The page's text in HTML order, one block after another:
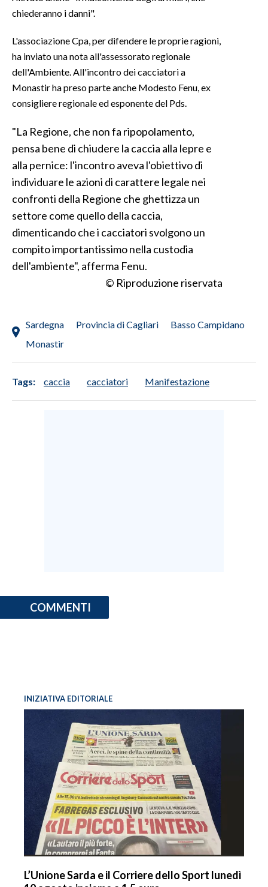
#CARAUNIONE
3 MINUTI CON
INSULARITÀ
INFO AZIENDE
ANNUNCI
NECROLOGI
PUBBLICITÀ
SPIAGGE
STORE
chiederanno i danni".
L'associazione Cpa, per difendere le proprie ragioni,
ha inviato una nota all'assessorato regionale
dell'Ambiente. All'incontro dei cacciatori a
Monastir ha preso parte anche Modesto Fenu, ex
consigliere regionale ed esponente del Pds.
"La Regione, che non fa ripopolamento,
pensa bene di chiudere la caccia alla lepre e
alla pernice: l'incontro aveva l'obiettivo di
individuare le azioni di carattere legale nei
confronti della Regione che ghettizza un
settore come quello della caccia,
dimenticando che i cacciatori svolgono un
compito importantissimo nella custodia
dell'ambiente", afferma Fenu.
© Riproduzione riservata
Sardegna Provincia di Cagliari
Basso Campidano
Monastir
Tags: caccia cacciatori Manifestazione
COMMENTI
INIZIATIVA EDITORIALE
L’Unione Sarda e il Corriere dello Sport lunedì